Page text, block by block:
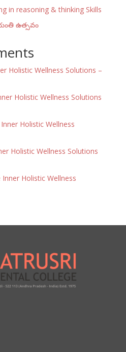
in reasoning & thinking Skills
ఉత్సవం
Holistic Wellness Solutions –
Holistic Wellness Solutions
Holistic Wellness
Holistic Wellness Solutions
Inner Holistic Wellness